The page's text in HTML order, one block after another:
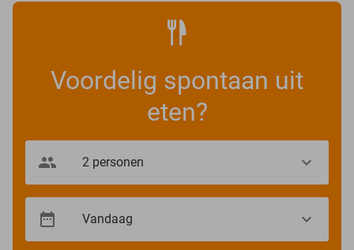
Voordelig spontaan uit
eten?